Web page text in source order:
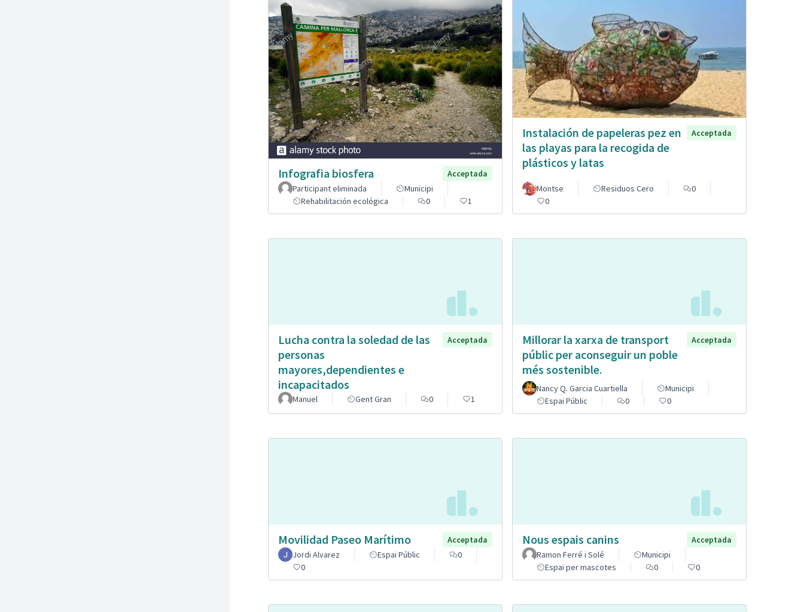
Infografia biosfera
Acceptada
Participant eliminada
Municipi
Rehabilitación ecológica
0 1
Instalación de papeleras pez en
las playas para la recogida de
plásticos y latas
Acceptada
Montse Residuos Cero
0
0
Lucha contra la soledad de las
personas
mayores,dependientes e
incapacitados
Acceptada
Manuel Gent Gran 0 1
Millorar la xarxa de transport
públic per aconseguir un poble
més sostenible.
Acceptada
Nancy Q. Garcia Cuartiella
Municipi
Espai Públic
0 0
Movilidad Paseo Marítimo
Acceptada
Jordi Alvarez
Espai Públic
0
0
Nous espais canins
Acceptada
Ramon Ferré i Solé
Municipi
Espai per mascotes
0 0